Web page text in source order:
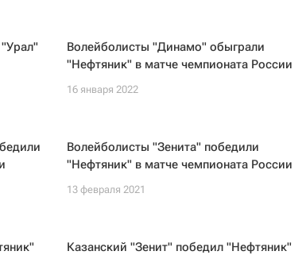
Волейболисты "Динамо" обыграли
"Нефтяник" в матче чемпионата России
16 января 2022
Волейболисты "Зенита" победили
"Нефтяник" в матче чемпионата России
13 февраля 2021
Казанский "Зенит" победил "Нефтяник"